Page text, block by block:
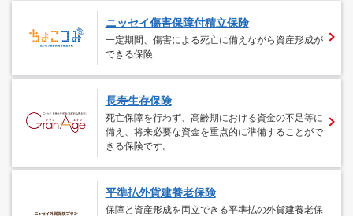
ニッセイ傷害保障付積立保険
一定期間、傷害による死亡に備えながら資産形成が
できる保険
長寿生存保険
死亡保障を行わず、高齢期における資金の不足等に
備え、将来必要な資金を重点的に準備することがで
きる保険です。
平準払外貨建養老保険
保障と資産形成を両立できる平準払の外貨建養老保